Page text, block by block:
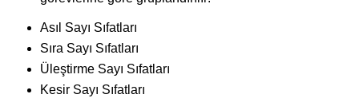
Asıl Sayı Sıfatları
Sıra Sayı Sıfatları
Üleştirme Sayı Sıfatları
Kesir Sayı Sıfatları